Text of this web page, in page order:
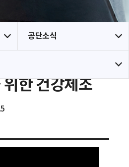
공단소식
한 건강체조